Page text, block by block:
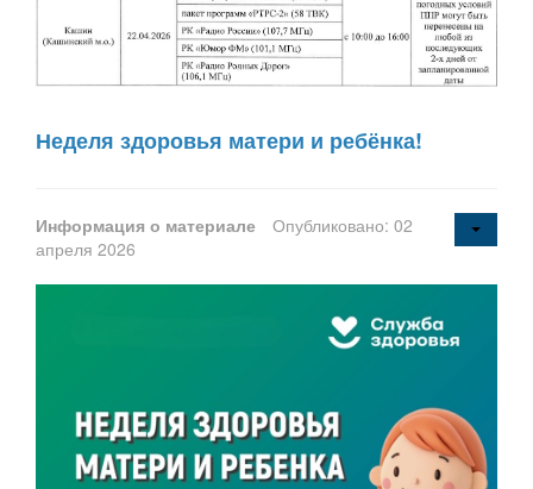
Неделя здоровья матери и ребёнка!
Информация о материале
Опубликовано: 02
апреля 2026